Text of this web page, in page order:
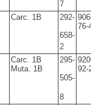
7
Carc. 1B
292-
658-
2
76-
Carc. 1B
Muta. 1B
295-
505-
8
92-